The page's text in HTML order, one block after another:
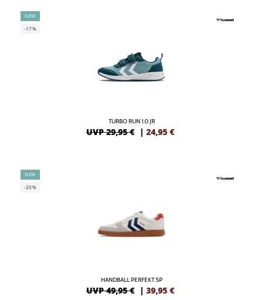
NEW
-17%
TURBO RUN 1.0 JR
UVP 29,95 € | 24,95 €
NEW
-20%
HANDBALL PERFEKT SP
UVP 49,95 € | 39,95 €